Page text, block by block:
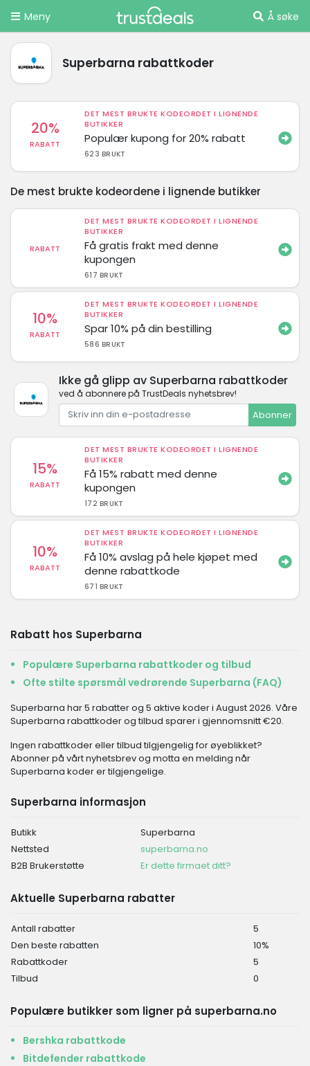
Meny Å søke
Superbarna rabattkoder
20%
RABATT
DET MEST BRUKTE KODEORDET I LIGNENDE
BUTIKKER
Populær kupong for 20% rabatt
623 BRUKT
De mest brukte kodeordene i lignende butikker
RABATT
DET MEST BRUKTE KODEORDET I LIGNENDE
BUTIKKER
Få gratis frakt med denne
kupongen
617 BRUKT
10%
RABATT
DET MEST BRUKTE KODEORDET I LIGNENDE
BUTIKKER
Spar 10% på din bestilling
586 BRUKT
Ikke gå glipp av Superbarna rabattkoder
ved å abonnere på TrustDeals nyhetsbrev!
Abonner
15%
RABATT
DET MEST BRUKTE KODEORDET I LIGNENDE
BUTIKKER
Få 15% rabatt med denne
kupongen
172 BRUKT
10%
RABATT
DET MEST BRUKTE KODEORDET I LIGNENDE
BUTIKKER
Få 10% avslag på hele kjøpet med
denne rabattkode
671 BRUKT
Rabatt hos Superbarna
Populære Superbarna rabattkoder og tilbud
Ofte stilte spørsmål vedrørende Superbarna (FAQ)
Superbarna har 5 rabatter og 5 aktive koder i August 2026. Våre
Superbarna rabattkoder og tilbud sparer i gjennomsnitt €20.
Ingen rabattkoder eller tilbud tilgjengelig for øyeblikket?
Abonner på vårt nyhetsbrev og motta en melding når
Superbarna koder er tilgjengelige.
Superbarna informasjon
Butikk
Superbarna
Nettsted
superbarna.no
B2B Brukerstøtte
Er dette firmaet ditt?
Aktuelle Superbarna rabatter
Antall rabatter
5
Den beste rabatten
10%
Rabattkoder
5
Tilbud
0
Populære butikker som ligner på superbarna.no
Bershka rabattkode
Bitdefender rabattkode